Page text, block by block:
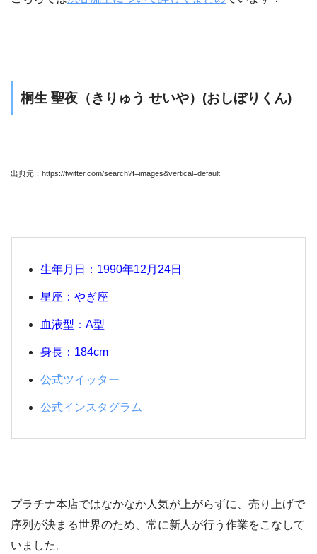
桐生 聖夜（きりゅう せいや）(おしぼりくん)
出典元：https://twitter.com/search?f=images&vertical=default
生年月日：1990年12月24日
星座：やぎ座
血液型：A型
身長：184cm
公式ツイッター
公式インスタグラム
プラチナ本店ではなかなか人気が上がらずに、売り上げで
序列が決まる世界のため、常に新人が行う作業をこなして
いました。